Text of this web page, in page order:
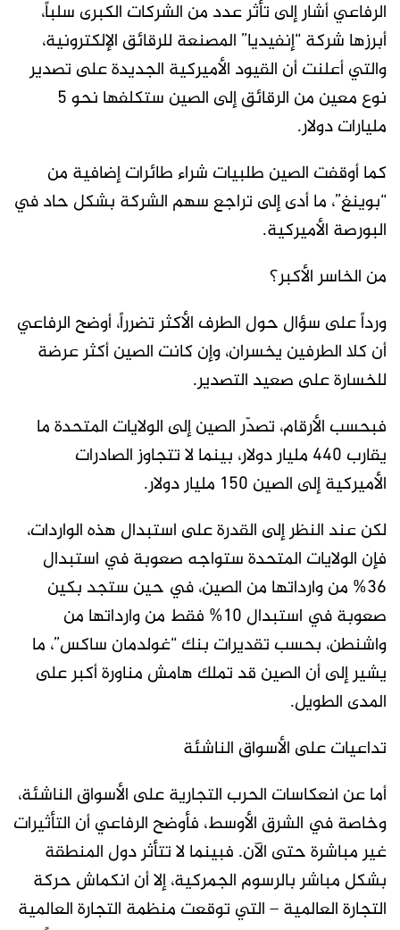
الرفاعي أشار إلى تأثر عدد من الشركات الكبرى سلباً،
أبرزها شركة “إنفيديا” المصنعة للرقائق الإلكترونية،
والتي أعلنت أن القيود الأميركية الجديدة على تصدير
نوع معين من الرقائق إلى الصين ستكلفها نحو 5
مليارات دولار.
كما أوقفت الصين طلبيات شراء طائرات إضافية من
“بوينغ”، ما أدى إلى تراجع سهم الشركة بشكل حاد في
البورصة الأميركية.
من الخاسر الأكبر؟
ورداً على سؤال حول الطرف الأكثر تضرراً، أوضح الرفاعي
أن كلا الطرفين يخسران، وإن كانت الصين أكثر عرضة
للخسارة على صعيد التصدير.
فبحسب الأرقام، تصدّر الصين إلى الولايات المتحدة ما
يقارب 440 مليار دولار، بينما لا تتجاوز الصادرات
الأميركية إلى الصين 150 مليار دولار.
لكن عند النظر إلى القدرة على استبدال هذه الواردات،
فإن الولايات المتحدة ستواجه صعوبة في استبدال
36% من وارداتها من الصين، في حين ستجد بكين
صعوبة في استبدال 10% فقط من وارداتها من
واشنطن، بحسب تقديرات بنك “غولدمان ساكس”، ما
يشير إلى أن الصين قد تملك هامش مناورة أكبر على
المدى الطويل.
تداعيات على الأسواق الناشئة
أما عن انعكاسات الحرب التجارية على الأسواق الناشئة،
وخاصة في الشرق الأوسط، فأوضح الرفاعي أن التأثيرات
غير مباشرة حتى الآن. فبينما لا تتأثر دول المنطقة
بشكل مباشر بالرسوم الجمركية، إلا أن انكماش حركة
التجارة العالمية – التي توقعت منظمة التجارة العالمية